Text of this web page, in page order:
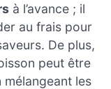
à l’avance ; il
au frais pour
De plus,
peut être
mélangeant les